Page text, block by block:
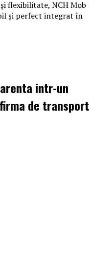
flexibilitate, NCH Mob
și perfect integrat în
intr-un
de transport